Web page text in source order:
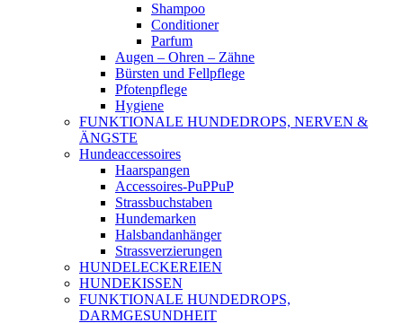
Shampoo
Conditioner
Parfum
Augen – Ohren – Zähne
Bürsten und Fellpflege
Pfotenpflege
Hygiene
FUNKTIONALE HUNDEDROPS, NERVEN &
ÄNGSTE
Hundeaccessoires
Haarspangen
Accessoires-PuPPuP
Strassbuchstaben
Hundemarken
Halsbandanhänger
Strassverzierungen
HUNDELECKEREIEN
HUNDEKISSEN
FUNKTIONALE HUNDEDROPS,
DARMGESUNDHEIT